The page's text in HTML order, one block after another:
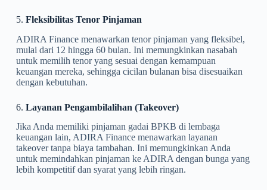
5. Fleksibilitas Tenor Pinjaman
ADIRA Finance menawarkan tenor pinjaman yang fleksibel,
mulai dari 12 hingga 60 bulan. Ini memungkinkan nasabah
untuk memilih tenor yang sesuai dengan kemampuan
keuangan mereka, sehingga cicilan bulanan bisa disesuaikan
dengan kebutuhan.
6. Layanan Pengambilalihan (Takeover)
Jika Anda memiliki pinjaman gadai BPKB di lembaga
keuangan lain, ADIRA Finance menawarkan layanan
takeover tanpa biaya tambahan. Ini memungkinkan Anda
untuk memindahkan pinjaman ke ADIRA dengan bunga yang
lebih kompetitif dan syarat yang lebih ringan.